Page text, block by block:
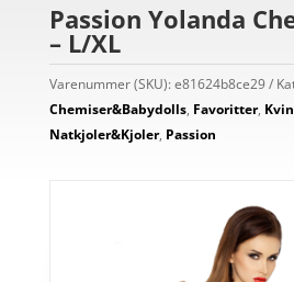
Passion Yolanda
– L/XL
Varenummer (SKU): e81624b8ce29
Chemiser&Babydolls, Favoritter,
Natkjoler&Kjoler, Passion